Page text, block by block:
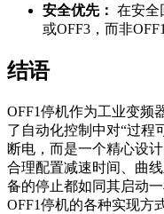
安全优先： 在安全
或OFF3，而非
结语
OFF1停机作为工业变频
了自动化控制中对“过程
断电，而是一个精心设
合理配置减速时间、曲
备的停止都如同其启动
OFF1停机的各种实现方